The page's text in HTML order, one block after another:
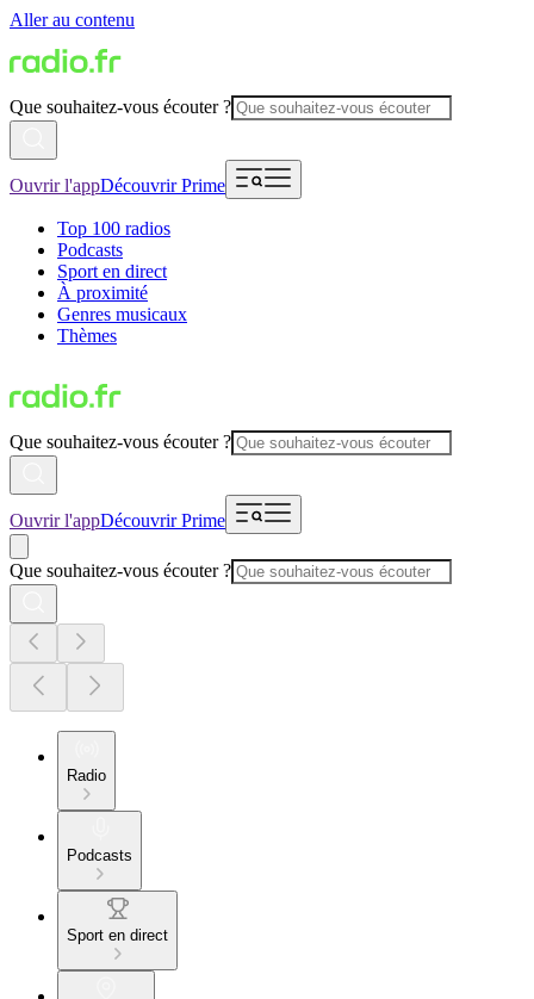
Aller au contenu
Que souhaitez-vous écouter ?
Ouvrir l'appDécouvrir Prime
Top 100 radios
Podcasts
Sport en direct
À proximité
Genres musicaux
Thèmes
Que souhaitez-vous écouter ?
Ouvrir l'appDécouvrir Prime
Que souhaitez-vous écouter ?
Radio
Podcasts
Sport en direct